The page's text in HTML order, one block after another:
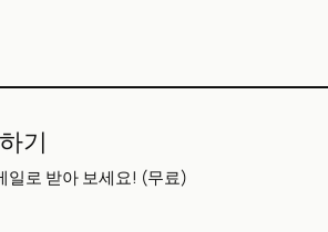
기
일로 받아 보세요! (무료)